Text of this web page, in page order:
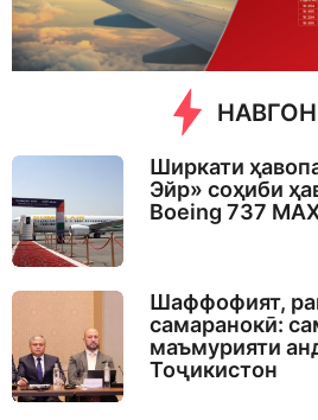
o
Ширкати
Эйр» соҳиби
Boeing 737
Шаффофият,
самаранокӣ:
маъмурияти
Тоҷикистон